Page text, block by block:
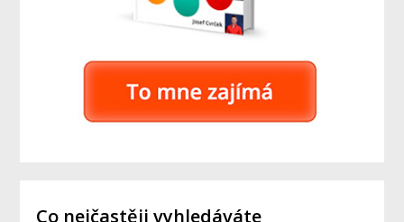
Co nejčastěji vyhledáváte